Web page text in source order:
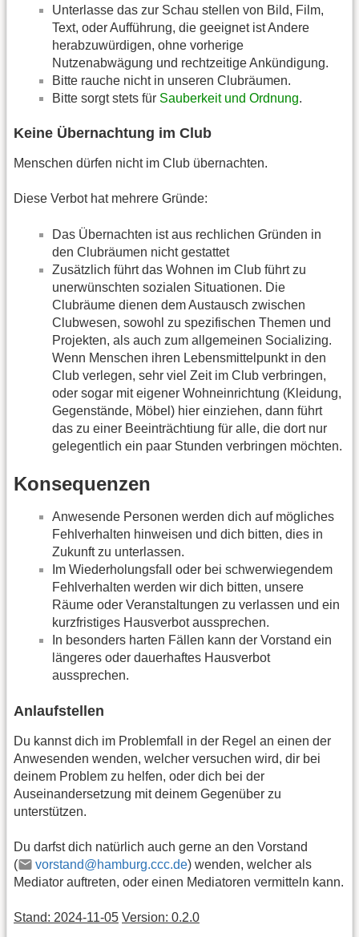
Unterlasse das zur Schau stellen von Bild, Film,
Text, oder Aufführung, die geeignet ist Andere
herabzuwürdigen, ohne vorherige
Nutzenabwägung und rechtzeitige Ankündigung.
Bitte rauche nicht in unseren Clubräumen.
Bitte sorgt stets für Sauberkeit und Ordnung.
Keine Übernachtung im Club
Menschen dürfen nicht im Club übernachten.
Diese Verbot hat mehrere Gründe:
Das Übernachten ist aus rechlichen Gründen in
den Clubräumen nicht gestattet
Zusätzlich führt das Wohnen im Club führt zu
unerwünschten sozialen Situationen. Die
Clubräume dienen dem Austausch zwischen
Clubwesen, sowohl zu spezifischen Themen und
Projekten, als auch zum allgemeinen Socializing.
Wenn Menschen ihren Lebensmittelpunkt in den
Club verlegen, sehr viel Zeit im Club verbringen,
oder sogar mit eigener Wohneinrichtung (Kleidung,
Gegenstände, Möbel) hier einziehen, dann führt
das zu einer Beeinträchtiung für alle, die dort nur
gelegentlich ein paar Stunden verbringen möchten.
Konsequenzen
Anwesende Personen werden dich auf mögliches
Fehlverhalten hinweisen und dich bitten, dies in
Zukunft zu unterlassen.
Im Wiederholungsfall oder bei schwerwiegendem
Fehlverhalten werden wir dich bitten, unsere
Räume oder Veranstaltungen zu verlassen und ein
kurzfristiges Hausverbot aussprechen.
In besonders harten Fällen kann der Vorstand ein
längeres oder dauerhaftes Hausverbot
aussprechen.
Anlaufstellen
Du kannst dich im Problemfall in der Regel an einen der
Anwesenden wenden, welcher versuchen wird, dir bei
deinem Problem zu helfen, oder dich bei der
Auseinandersetzung mit deinem Gegenüber zu
unterstützen.
Du darfst dich natürlich auch gerne an den Vorstand
(
vorstand@hamburg.ccc.de) wenden, welcher als
Mediator auftreten, oder einen Mediatoren vermitteln kann.
Stand: 2024-11-05 Version: 0.2.0